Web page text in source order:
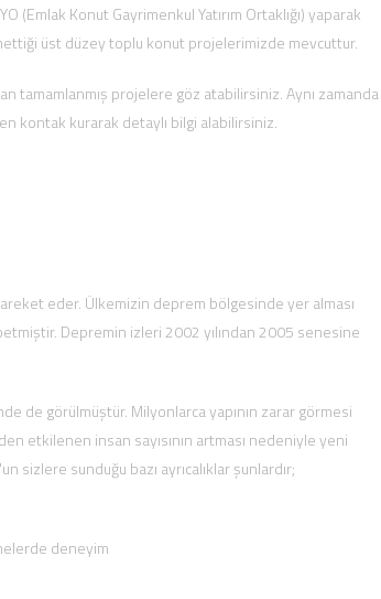
(Emlak Konut Gayrimenkul Yatırım Ortaklığı) yaparak
üst düzey toplu konut projelerimizde mevcuttur.
tamamlanmış projelere göz atabilirsiniz. Aynı zamanda
kontak kurarak detaylı bilgi alabilirsiniz.
eder. Ülkemizin deprem bölgesinde yer alması
Depremin izleri 2002 yılından 2005 senesine
de görülmüştür. Milyonlarca yapının zarar görmesi
etkilenen insan sayısının artması nedeniyle yeni
sunduğu bazı ayrıcalıklar şunlardır;
deneyim